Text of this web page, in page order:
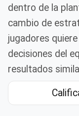
dentro de la
cambio de
jugadores
decisiones del
resultados